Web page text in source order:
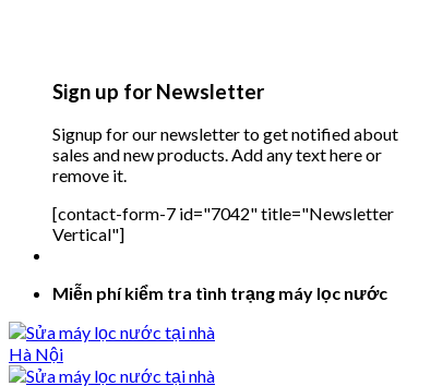
Sign up for Newsletter
Signup for our newsletter to get notified about
sales and new products. Add any text here or
remove it.
[contact-form-7 id="7042" title="Newsletter
Vertical"]
Miễn phí kiểm tra tình trạng máy lọc nước